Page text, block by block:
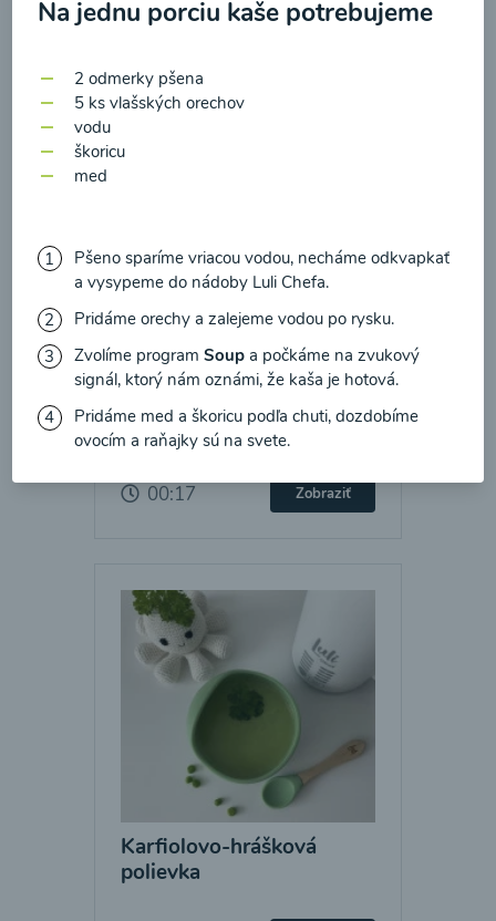
Kalerábovo-cuketová
polievka s hráškom
00:17 Zobraziť
Karfiolovo-hrášková
polievka
Na jednu porciu kaše potrebujeme
2 odmerky pšena
5 ks vlašských orechov
vodu
škoricu
med
Pšeno sparíme vriacou vodou, necháme odkvapkať
a vysypeme do nádoby Luli Chefa.
Pridáme orechy a zalejeme vodou po rysku.
Zvolíme programSoup a počkáme na zvukový
signál, ktorý nám oznámi, že kaša je hotová.
Pridáme med a škoricu podľa chuti, dozdobíme
ovocím a raňajky sú na svete.
údajova súhlasím s nimi.